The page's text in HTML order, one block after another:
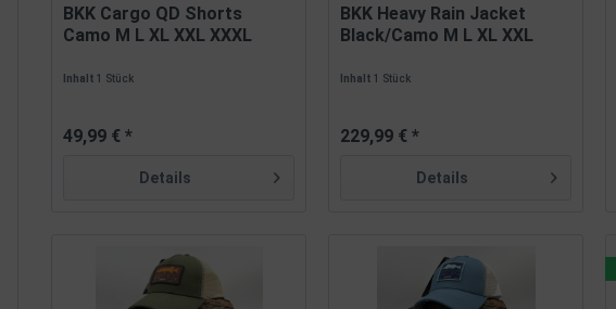
BKK Cargo QD Shorts
Camo M L XL XXL XXXL
Inhalt1 Stück
49,99 € *
Details
BKK Heavy Rain Jacket
Black/Camo M L XL XXL
Inhalt1 Stück
229,99 € *
Details